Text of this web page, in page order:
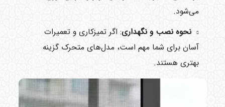
می‌شود.
نحوه نصب و نگهداری: اگر تمیزکاری و تعمیرات
آسان برای شما مهم است، مدل‌های متحرک گزینه
بهتری هستند.